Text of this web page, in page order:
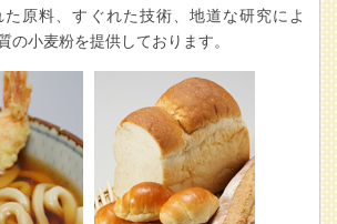
原料、すぐれた技術、地道な研究によ
の小麦粉を提供しております。